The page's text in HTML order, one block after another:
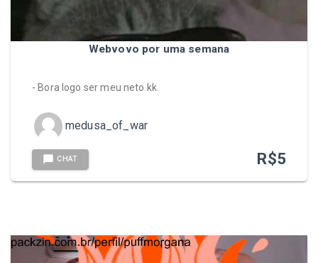
Webvovo por uma semana
- Bora logo ser meu neto kk
medusa_of_war
CHAT R$5